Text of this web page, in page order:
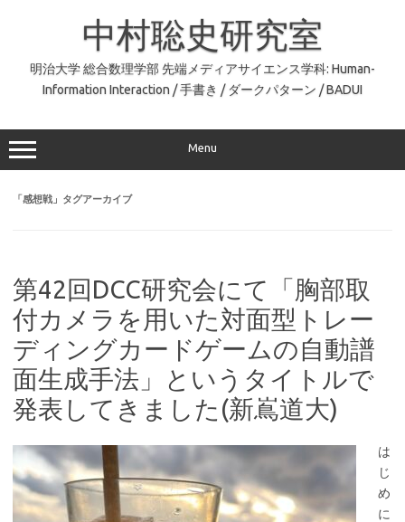
中村聡史研究室
明治大学 総合数理学部 先端メディアサイエンス学科: Human-
Information Interaction / 手書き / ダークパターン / BADUI
Menu
「感想戦 」タグアーカイブ
第42回DCC研究会にて「胸部取
付カメラを用いた対面型トレー
ディングカードゲームの自動譜
面生成手法」というタイトルで
発表してきました(新嶌道大)
は
じ
め
に